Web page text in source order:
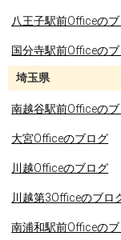
八王子駅前Officeの
国分寺駅前Officeの
埼玉県
南越谷駅前Officeの
大宮Officeのブログ
川越Officeのブログ
川越第3Officeのブロ
南浦和駅前Officeの